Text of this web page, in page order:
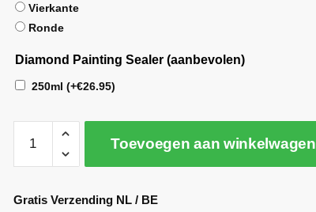
Vierkante
Ronde
Diamond Painting Sealer (aanbevolen)
250ml (+€26.95)
Toevoegen aan winkelwagen
lGratis Verzending NL / BE